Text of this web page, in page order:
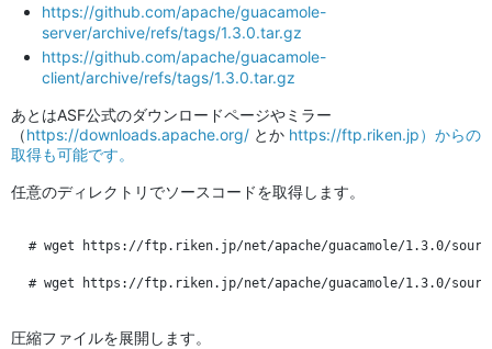
https://github.com/apache/guacamole-
server/archive/refs/tags/1.3.0.tar.gz
https://github.com/apache/guacamole-
client/archive/refs/tags/1.3.0.tar.gz
あとはASF公式のダウンロードページやミラー
（https://downloads.apache.org/ とか https://ftp.riken.jp）からの
取得も可能です。
任意のディレクトリでソースコードを取得します。
# wget https://ftp.riken.jp/net/apache/guacamole/1.3.0/
圧縮ファイルを展開します。